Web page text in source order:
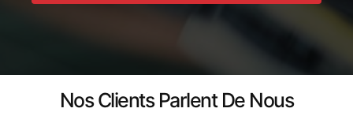
Nos Clients Parlent De Nous